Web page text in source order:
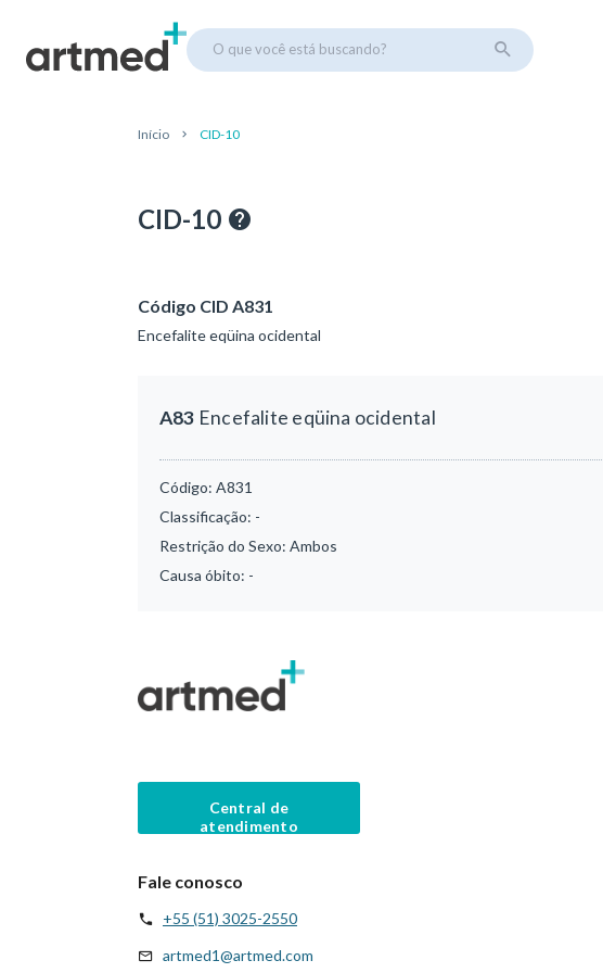
O que você está buscando?
Início CID-10
CID-10
Código CID A831
Encefalite eqüina ocidental
A83 Encefalite eqüina ocidental
Código: A831
Classificação: -
Restrição do Sexo: Ambos
Causa óbito: -
Central de
atendimento
Fale conosco
+55 (51) 3025-2550
artmed1@artmed.com